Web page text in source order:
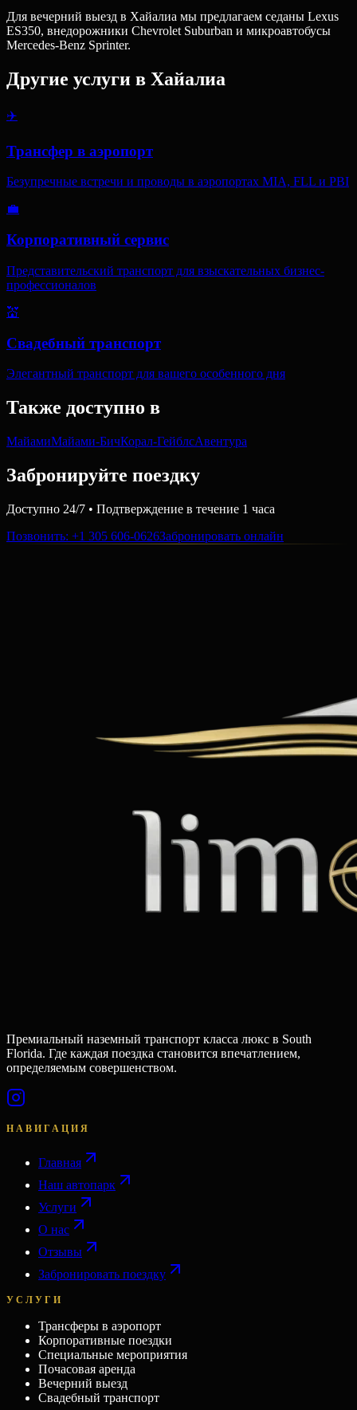
Для вечерний выезд в Хайалиа мы предлагаем седаны Lexus
ES350, внедорожники Chevrolet Suburban и микроавтобусы
Mercedes-Benz Sprinter.
Другие услуги в Хайалиа
✈️
Трансфер в аэропорт
Безупречные встречи и проводы в аэропортах MIA, FLL и PBI
💼
Корпоративный сервис
Представительский транспорт для взыскательных бизнес-
профессионалов
💒
Свадебный транспорт
Элегантный транспорт для вашего особенного дня
Также доступно в
МайамиМайами-БичКорал-ГейблсАвентура
Забронируйте поездку
Доступно 24/7 • Подтверждение в течение 1 часа
Позвонить: +1 305 606-0626Забронировать онлайн
Премиальный наземный транспорт класса люкс в South
Florida. Где каждая поездка становится впечатлением,
определяемым совершенством.
НАВИГАЦИЯ
Главная
Наш автопарк
Услуги
О нас
Отзывы
Забронировать поездку
УСЛУГИ
Трансферы в аэропорт
Корпоративные поездки
Специальные мероприятия
Почасовая аренда
Вечерний выезд
Свадебный транспорт